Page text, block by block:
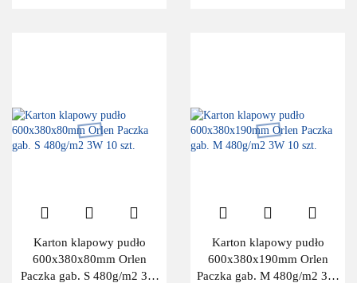
Karton klapowy pudło
600x380x80mm Orlen
Paczka gab. S 480g/m2 3W
Karton klapowy pudło
600x380x190mm Orlen
Paczka gab. M 480g/m2 3W